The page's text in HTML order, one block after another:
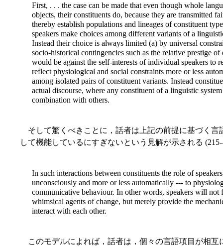
First, . . . the case can be made that even though whole
objects, their constituents do, because they are transmitted
thereby establish populations and lineages of constituent
speakers make choices among different variants of a
Instead their choice is always limited (a) by universal
socio-historical contingencies such as the relative prestige
would be against the self-interests of individual speakers to
reflect physiological and social constraints more or less
among isolated pairs of constituent variants. Instead
actual discourse, where any constituent of a linguistic
combination with others.
そして驚くべきことに，話者は上記の前提に基づく言
して機能しているにすぎないという見解が示される
In such interactions between constituents the role of
unconsciously and more or less automatically --- to
communicative behaviour. In other words, speakers will not
whimsical agents of change, but merely provide the
interact with each other.
このモデルによれば，話者は，個々の言語項目が相互